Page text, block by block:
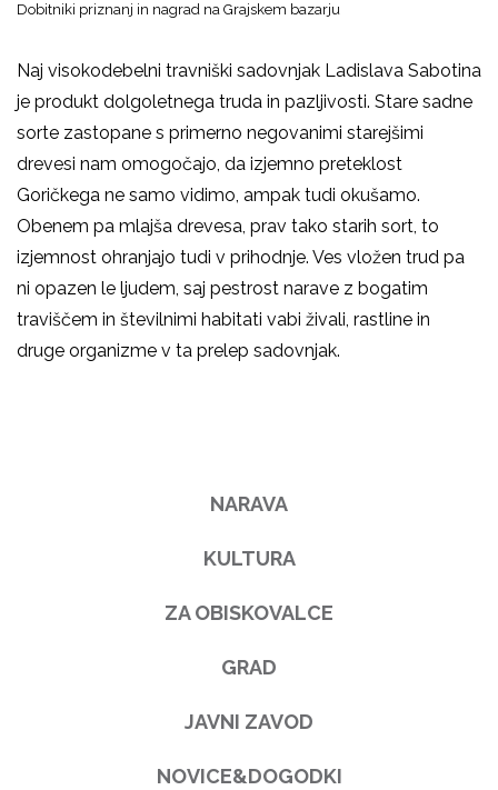
Dobitniki priznanj in nagrad na Grajskem bazarju
Naj visokodebelni travniški sadovnjak Ladislava Sabotina
je produkt dolgoletnega truda in pazljivosti. Stare sadne
sorte zastopane s primerno negovanimi starejšimi
drevesi nam omogočajo, da izjemno preteklost
Goričkega ne samo vidimo, ampak tudi okušamo.
Obenem pa mlajša drevesa, prav tako starih sort, to
izjemnost ohranjajo tudi v prihodnje. Ves vložen trud pa
ni opazen le ljudem, saj pestrost narave z bogatim
traviščem in številnimi habitati vabi živali, rastline in
druge organizme v ta prelep sadovnjak.
NARAVA
KULTURA
ZA OBISKOVALCE
GRAD
JAVNI ZAVOD
NOVICE&DOGODKI